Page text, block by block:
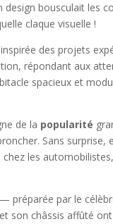
bousculait les
claque visuelle !
des projets
répondant aux
spacieux et
de la popularité
Sans
les
préparée par le
châssis affûté